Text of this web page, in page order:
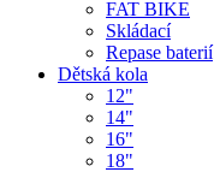
FAT BIKE
Skládací
Repase baterií
Dětská kola
12"
14"
16"
18"